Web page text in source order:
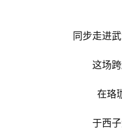
同步走进
这场
在珞
于西